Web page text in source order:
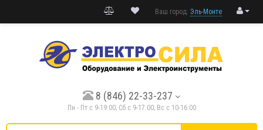
Ваш город: Эль-Монте
8 (846) 22-33-237
Пн - Пт с 9-19:00; Cб с 9-17:00; Вс с 10-16:00